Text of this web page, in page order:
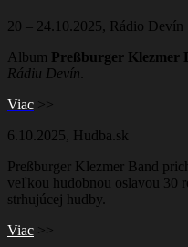
20 – 24.10.2025, Rádio Devín
Album Preßburger Klezmer
Rádiu Devín.
Viac >>
6.10.2025, Hudba.sk
Preßburger Klezmer Band
veľkou hudobnou oslavou 30
strhujúcej hudby.
Viac
>>